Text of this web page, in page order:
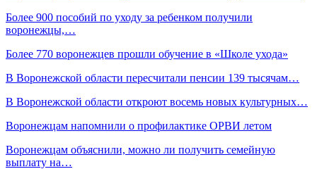
Более 900 пособий по уходу за ребенком получили
воронежцы,…
Более 770 воронежцев прошли обучение в «Школе ухода»
В Воронежской области пересчитали пенсии 139 тысячам…
В Воронежской области откроют восемь новых культурных…
Воронежцам напомнили о профилактике ОРВИ летом
Воронежцам объяснили, можно ли получить семейную
выплату на…